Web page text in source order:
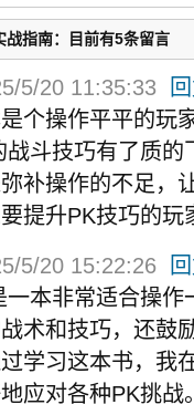
战指南：目前有5条留言
5/20 11:35:33
个操作平平的玩
斗技巧有了质
补操作的不足，
提升PK技巧的玩
5/20 15:22:26
一本非常适合操
术和技巧，还鼓
学习这本书，我
应对各种PK挑